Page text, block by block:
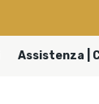
Assistenza |